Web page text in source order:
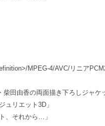
MPEG-4/AVC/リニア
田由香の両面描き下ろしジャケ
リエット3D」
、それから…」